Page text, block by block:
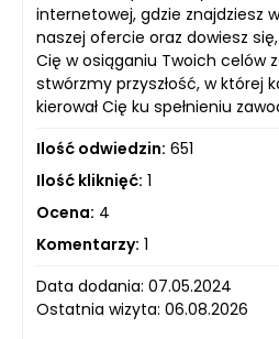
internetowej, gdzie znajdziesz
naszej ofercie oraz dowiesz
Cię w osiąganiu Twoich celów
stwórzmy przyszłość, w której
kierował Cię ku spełnieniu
Ilość odwiedzin: 651
Ilość kliknięć: 1
Ocena: 4
Komentarzy: 1
Data dodania: 07.05.2024
Ostatnia wizyta: 06.08.2026